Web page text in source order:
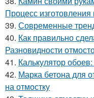
Процесс
39. Современные
40. Как правильно
Разновидности
41. Калькулятор
42. Марка бетона для
на отмостку